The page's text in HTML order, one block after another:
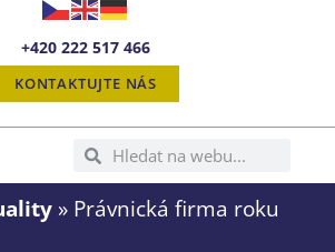
+420 222 517 466
KONTAKTUJTE NÁS
» Právnická firma roku